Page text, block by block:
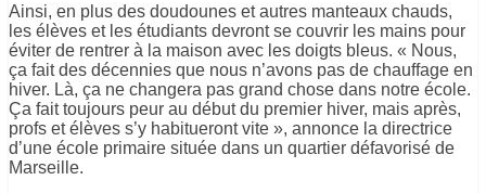
Ainsi, en plus des doudounes et autres manteaux chauds,
les élèves et les étudiants devront se couvrir les mains pour
éviter de rentrer à la maison avec les doigts bleus. « Nous,
ça fait des décennies que nous n’avons pas de chauffage en
hiver. Là, ça ne changera pas grand chose dans notre école.
Ça fait toujours peur au début du premier hiver, mais après,
profs et élèves s’y habituerontvite », annonce la directrice
d’une école primaire située dans un quartier défavorisé de
Marseille.